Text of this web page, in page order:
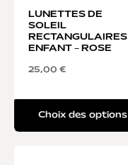
LUNETTES DE
SOLEIL
RECTANGULAIRES
ENFANT – ROSE
25,00 €
Choix des options